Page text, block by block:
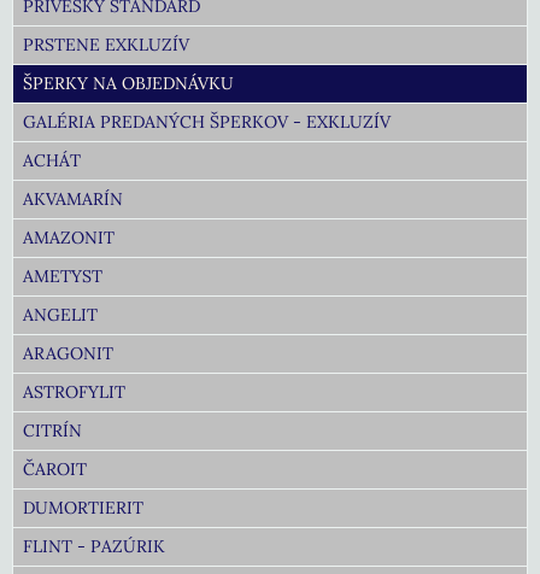
PRÍVESKY ŠTANDARD
PRSTENE EXKLUZÍV
ŠPERKY NA OBJEDNÁVKU
GALÉRIA PREDANÝCH ŠPERKOV - EXKLUZÍV
ACHÁT
AKVAMARÍN
AMAZONIT
AMETYST
ANGELIT
ARAGONIT
ASTROFYLIT
CITRÍN
ČAROIT
DUMORTIERIT
FLINT - PAZÚRIK